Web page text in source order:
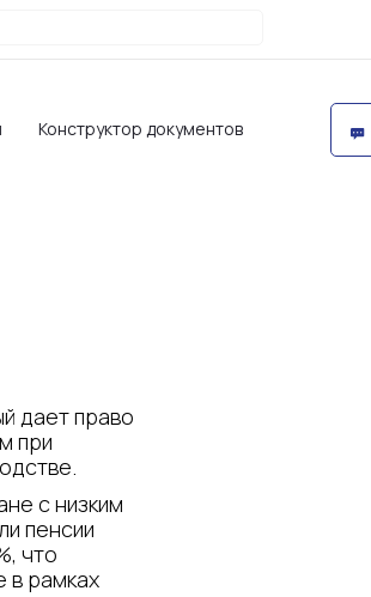
Конструктор документов
дает право
при
с низким
пенсии
что
в рамках